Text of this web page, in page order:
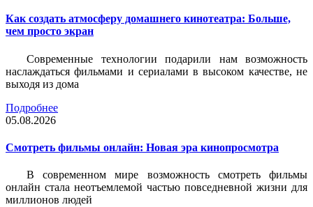
Как создать атмосферу домашнего кинотеатра: Больше,
чем просто экран
Современные технологии подарили нам возможность
наслаждаться фильмами и сериалами в высоком качестве, не
выходя из дома
Подробнее
05.08.2026
Смотреть фильмы онлайн: Новая эра кинопросмотра
В современном мире возможность смотреть фильмы
онлайн стала неотъемлемой частью повседневной жизни для
миллионов людей